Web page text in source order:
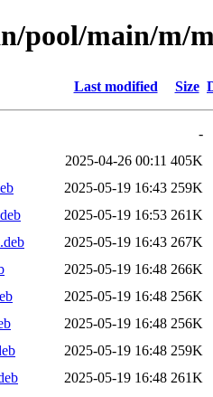
pool/main/m/
Last modified Size
-
2025-04-26 00:11 405K
2025-05-19 16:43 259K
2025-05-19 16:53 261K
2025-05-19 16:43 267K
2025-05-19 16:48 266K
2025-05-19 16:48 256K
2025-05-19 16:48 256K
2025-05-19 16:48 259K
2025-05-19 16:48 261K